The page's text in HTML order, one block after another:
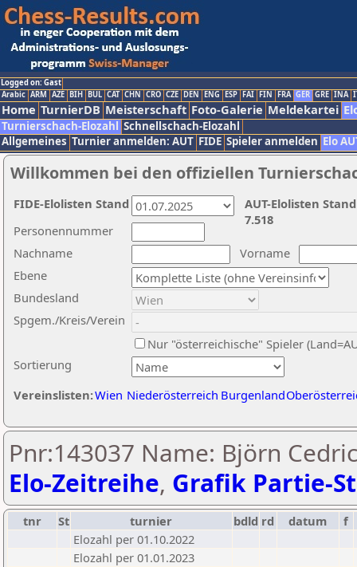
Logged on: Gast
Arabic ARM AZE BIH BUL CAT CHN CRO CZE DEN ENG ESP FAI FIN FRA GER GRE INA
Home TurnierDB Meisterschaft Foto-Galerie Meldekartei
Turnierschach-Elozahl Schnellschach-Elozahl
Allgemeines Turnier anmelden: AUT FIDE Spieler anmelden Elo
Willkommen bei den offiziellen
Nachname
Vorname
Ebene
Sortierung
Personennummer
Bundesland
Spgem./Kreis/Verein
Nur "österreichische" Spieler
Vereinslisten:Wien Niederösterreich Burgenland
AUT-Elolisten
7.518
FIDE-Elolisten Stand
Pnr:143037 Name: Björn
Elo-Zeitreihe, Grafik Partie-
tnr St turnier bdld rd datum
f
Elozahl per 01.10.2022
Elozahl per 01.01.2023